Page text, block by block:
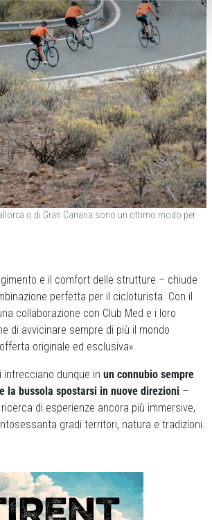
o di Gran Canaria sono un ottimo modo per
e il comfort delle strutture – chiude
perfetta per il cicloturista. Con il
collaborazione con Club Med e i loro
di avvicinare sempre di più il mondo
originale ed esclusiva».
dunque in un connubio sempre
la bussola spostarsi in nuove direzioni –
di esperienze ancora più immersive,
gradi territori, natura e tradizioni.